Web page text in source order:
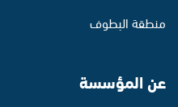
منطقة البطوف
عن المؤسسة